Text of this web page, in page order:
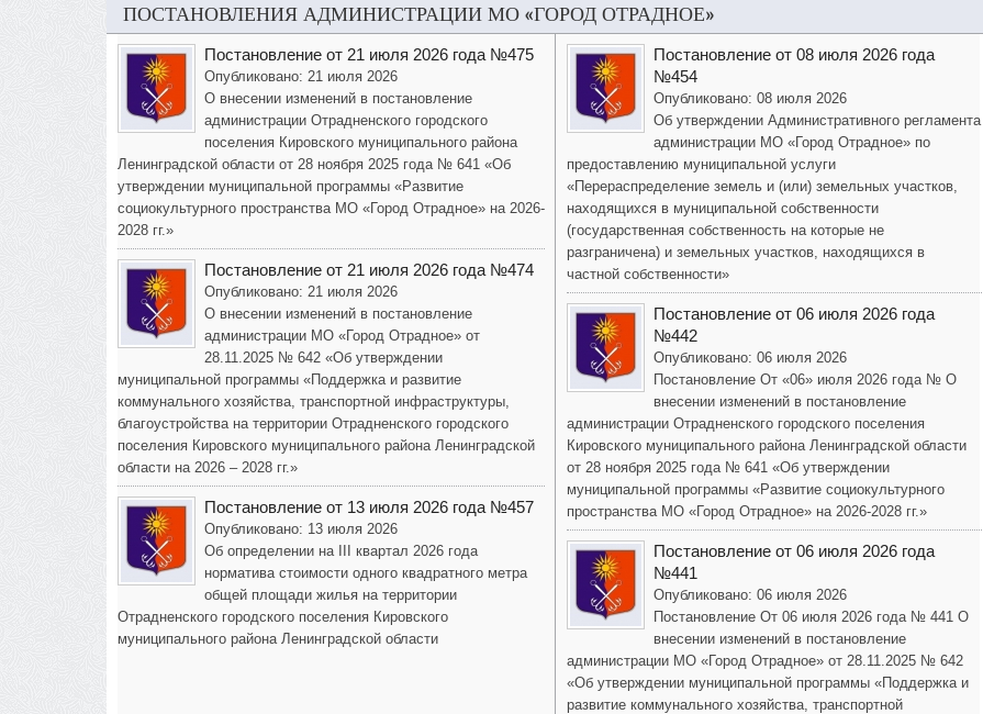
ПОСТАНОВЛЕНИЯ АДМИНИСТРАЦИИ МО «ГОРОД ОТРАДНОЕ»
Постановление от 21 июля 2026 года №475
Опубликовано: 21 июля 2026
О внесении изменений в постановление
администрации Отрадненского городского
поселения Кировского муниципального района
Ленинградской области от 28 ноября 2025 года № 641 «Об
утверждении муниципальной программы «Развитие
социокультурного пространства МО «Город Отрадное» на 2026-
2028 гг.»
Постановление от 21 июля 2026 года №474
Опубликовано: 21 июля 2026
О внесении изменений в постановление
администрации МО «Город Отрадное» от
28.11.2025 № 642 «Об утверждении
муниципальной программы «Поддержка и развитие
коммунального хозяйства, транспортной инфраструктуры,
благоустройства на территории Отрадненского городского
поселения Кировского муниципального района Ленинградской
области на 2026 – 2028 гг.»
Постановление от 13 июля 2026 года №457
Опубликовано: 13 июля 2026
Об определении на III квартал 2026 года
норматива стоимости одного квадратного метра
общей площади жилья на территории
Отрадненского городского поселения Кировского
муниципального района Ленинградской области
Постановление от 08 июля 2026 года
№454
Опубликовано: 08 июля 2026
Об утверждении Административного регламента
администрации МО «Город Отрадное» по
предоставлению муниципальной услуги
«Перераспределение земель и (или) земельных участков,
находящихся в муниципальной собственности
(государственная собственность на которые не
разграничена) и земельных участков, находящихся в
частной собственности»
Постановление от 06 июля 2026 года
№442
Опубликовано: 06 июля 2026
Постановление От «06» июля 2026 года № О
внесении изменений в постановление
администрации Отрадненского городского поселения
Кировского муниципального района Ленинградской области
от 28 ноября 2025 года № 641 «Об утверждении
муниципальной программы «Развитие социокультурного
пространства МО «Город Отрадное» на 2026-2028 гг.»
Постановление от 06 июля 2026 года
№441
Опубликовано: 06 июля 2026
Постановление От 06 июля 2026 года № 441 О
внесении изменений в постановление
администрации МО «Город Отрадное» от 28.11.2025 № 642
«Об утверждении муниципальной программы «Поддержка и
развитие коммунального хозяйства, транспортной